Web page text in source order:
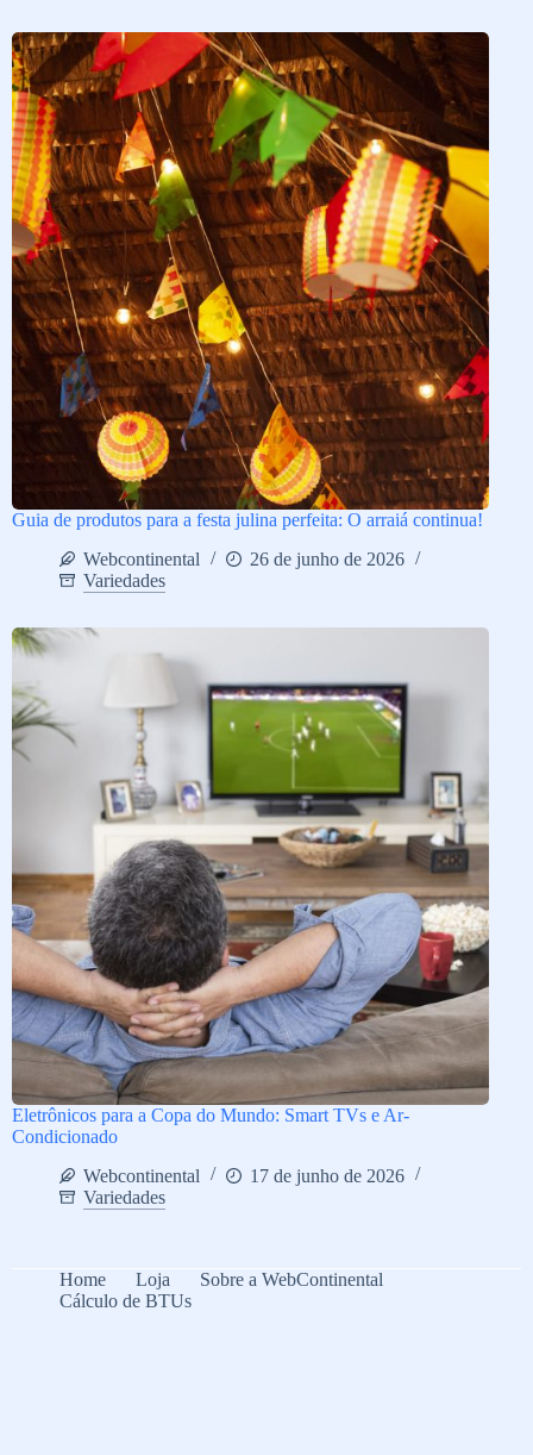
Guia de produtos para a festa julina perfeita: O arraiá continua!
Webcontinental
26 de junho de 2026
Variedades
Eletrônicos para a Copa do Mundo: Smart TVs e Ar-
Condicionado
Webcontinental
17 de junho de 2026
Variedades
Home Loja
Sobre a WebContinental
Cálculo de BTUs